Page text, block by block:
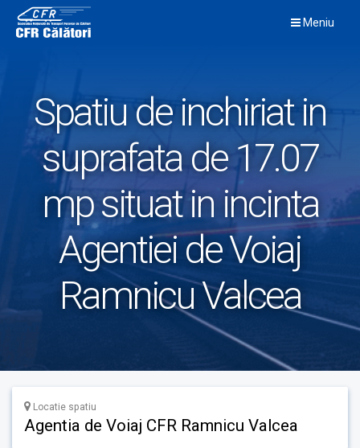
content
Meniu
Spatiu de inchiriat in
suprafata de 17.07
mp situat in incinta
Agentiei de Voiaj
Ramnicu Valcea
Locatie spatiu
Agentia de Voiaj CFR Ramnicu Valcea